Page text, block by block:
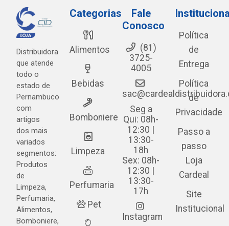
Distribuidora
que atende
todo o
estado de
Pernambuco
com
artigos
dos mais
variados
segmentos:
Produtos
de
Limpeza,
Perfumaria,
Alimentos,
Bomboniere,
Categorias
Alimentos
Bebidas
Bomboniere
Limpeza
Perfumaria
Pet
Fale
Conosco
(81)
3725-
4005
Seg a
Qui: 08h-
12:30 |
13:30-
18h
Sex: 08h-
12:30 |
13:30-
17h
Instagram
Política
de
Entrega
Política
de
Privacidade
Passo a
passo
Loja
Cardeal
Site
Institucional